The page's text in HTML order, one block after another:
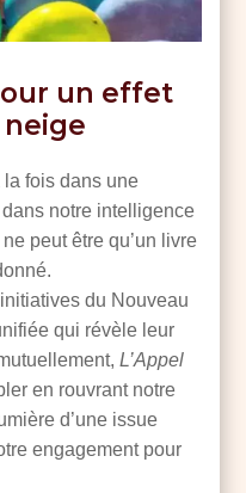
un effet
la fois dans une
notre intelligence
ne peut être qu’un livre
du Nouveau
qui révèle leur
L’Appel
en rouvrant notre
d’une issue
engagement pour